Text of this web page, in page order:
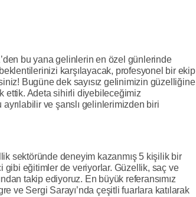
bu yana gelinlerin en özel günlerinde
karşılayacak, profesyonel bir ekip
Bugüne dek sayısız gelinimizin güzelliğine
ettik. Adeta sihirli diyebileceğimiz
ve şanslı gelinlerimizden biri
sektöründe deneyim kazanmış 5 kişilik bir
gibi eğitimler de veriyorlar. Güzellik, saç ve
takip ediyoruz. En büyük referansımız
ve Sergi Sarayı’nda çeşitli fuarlara katılarak